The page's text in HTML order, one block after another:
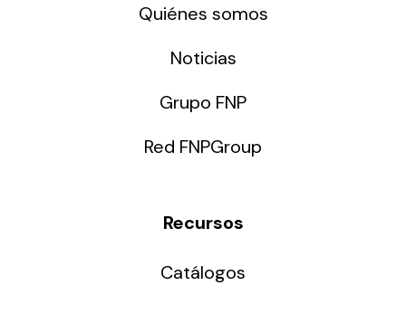
Quiénes somos
Noticias
Grupo FNP
Red FNPGroup
Recursos
Catálogos